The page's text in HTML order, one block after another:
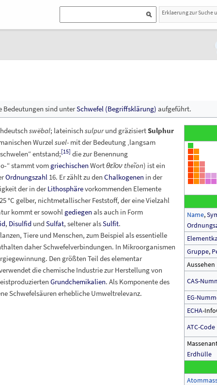
Erklaerung zur
Bedeutungen sind unterSchwefel (Begriffsklärung) aufgeführt.
Name,
Gruppe,
Aussehen
CAS-
EG-
ECHA-
ATC-Code
Erdhülle
swëbal; lateinisch sulpurund gräzisiertSulphur
Wurzelsuel-mit der Bedeutung ‚langsam
entstand;[15] die zur Benennung
“ stammt vom griechischen Wortθεῖον theĩon) ist ein
Ordnungszahl16. Er zählt zu den Chalkogenen in der
der in derLithosphärevorkommenden Elemente
°C gelber, nichtmetallischer Feststoff, der eine Vielzahl
kommt er sowohl gediegen als auch in Form
, Disulfidund Sulfat, seltener alsSulfit.
Tiere und Menschen, zum Beispiel als essentielle
daher Schwefelverbindungen. In Mikroorganismen
Den größten Teil des elementar
die chemische Industrie zur Herstellung von
Grundchemikalien. Als Komponente des
Schwefelsäuren erhebliche Umweltrelevanz.